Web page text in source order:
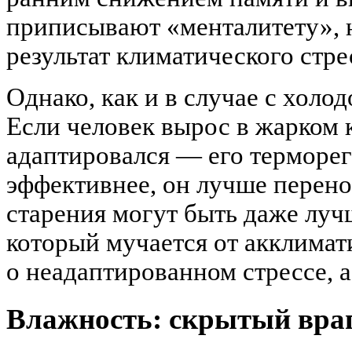
приписывают «менталитету»,
результат климатического
Однако, как и в случае с
Если человек вырос в жарком
адаптировался — его
эффективнее, он лучше
старения могут быть даже
который мучается от
о неадаптированном стрессе,
Влажность: скрытый